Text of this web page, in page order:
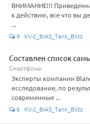
ВНИМАНИЕ!!!
к действию, все что вы
...
9 KV-2_BIAS_Tank_Blitz
Составлен список
Смартфоны
Эксперты компании
исследование, по
современные ...
6 KV-2_BIAS_Tank_Blitz